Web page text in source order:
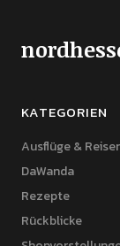
KATEGORIEN
Ausflüge &
DaWanda
Rezepte
Rückblicke